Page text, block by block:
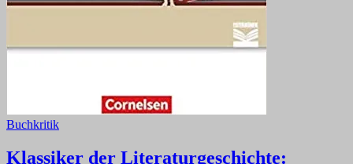
Buchkritik
Klassiker der Literaturgeschichte: